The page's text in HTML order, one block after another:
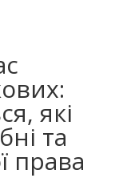
які
та
права